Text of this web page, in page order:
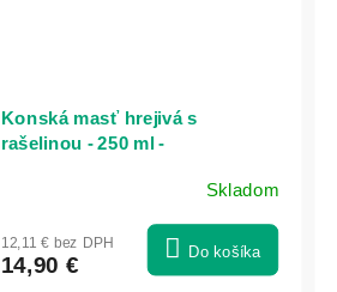
Konská masť hrejivá s
rašelinou - 250 ml -
Skladom
12,11 € bez DPH
14,90 € Do košíka